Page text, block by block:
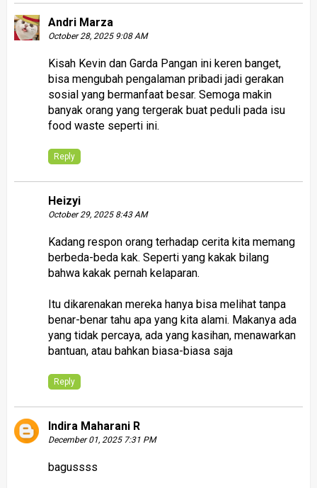
Andri Marza
October 28, 2025 9:08 AM
Kisah Kevin dan Garda Pangan ini keren banget,
bisa mengubah pengalaman pribadi jadi gerakan
sosial yang bermanfaat besar. Semoga makin
banyak orang yang tergerak buat peduli pada isu
food waste seperti ini.
Reply
Heizyi
October 29, 2025 8:43 AM
Kadang respon orang terhadap cerita kita memang
berbeda-beda kak. Seperti yang kakak bilang
bahwa kakak pernah kelaparan.
Itu dikarenakan mereka hanya bisa melihat tanpa
benar-benar tahu apa yang kita alami. Makanya ada
yang tidak percaya, ada yang kasihan, menawarkan
bantuan, atau bahkan biasa-biasa saja
Reply
Indira Maharani R
December 01, 2025 7:31 PM
bagussss